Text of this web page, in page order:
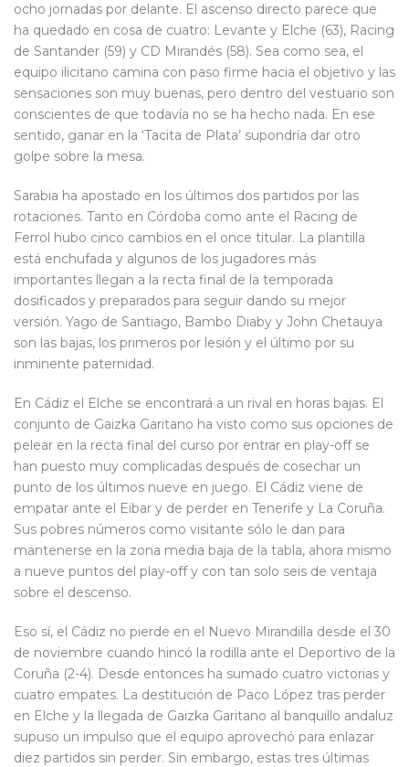
ocho jornadas por delante. El ascenso directo parece que
ha quedado en cosa de cuatro: Levante y Elche (63), Racing
de Santander (59) y CD Mirandés (58). Sea como sea, el
equipo ilicitano camina con paso firme hacia el objetivo y las
sensaciones son muy buenas, pero dentro del vestuario son
conscientes de que todavía no se ha hecho nada. En ese
sentido, ganar en la ‘Tacita de Plata’ supondría dar otro
golpe sobre la mesa.
Sarabia ha apostado en los últimos dos partidos por las
rotaciones. Tanto en Córdoba como ante el Racing de
Ferrol hubo cinco cambios en el once titular. La plantilla
está enchufada y algunos de los jugadores más
importantes llegan a la recta final de la temporada
dosificados y preparados para seguir dando su mejor
versión. Yago de Santiago, Bambo Diaby y John Chetauya
son las bajas, los primeros por lesión y el último por su
inminente paternidad.
En Cádiz el Elche se encontrará a un rival en horas bajas. El
conjunto de Gaizka Garitano ha visto como sus opciones de
pelear en la recta final del curso por entrar en play-off se
han puesto muy complicadas después de cosechar un
punto de los últimos nueve en juego. El Cádiz viene de
empatar ante el Eibar y de perder en Tenerife y La Coruña.
Sus pobres números como visitante sólo le dan para
mantenerse en la zona media baja de la tabla, ahora mismo
a nueve puntos del play-off y con tan solo seis de ventaja
sobre el descenso.
Eso sí, el Cádiz no pierde en el Nuevo Mirandilla desde el 30
de noviembre cuando hincó la rodilla ante el Deportivo de la
Coruña (2-4). Desde entonces ha sumado cuatro victorias y
cuatro empates. La destitución de Paco López tras perder
en Elche y la llegada de Gaizka Garitano al banquillo andaluz
supuso un impulso que el equipo aprovechó para enlazar
diez partidos sin perder. Sin embargo, estas tres últimas